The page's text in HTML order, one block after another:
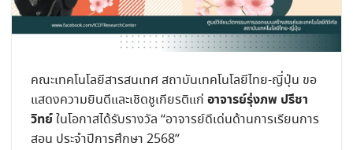
คณะเทคโนโลยีสารสนเทศ สถาบันเทคโนโลยีไทย-ญี่ปุ่น ขอ
แสดงความยินดีและเชิดชูเกียรติแก่ อาจารย์รุ่งภพ ปรีชา
วิทย์ในโอกาสได้รับรางวัล “อาจารย์ดีเด่นด้านการเรียนการ
สอน ประจำปีการศึกษา 2568”